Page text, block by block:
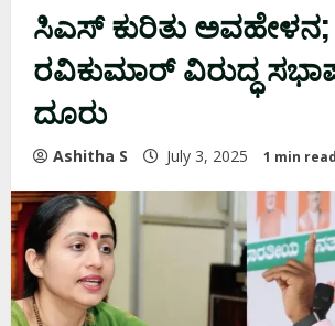
ಸಿಎಸ್‌ ಕುರಿತು
ರವಿಕುಮಾರ್‌ ವಿರುದ್ಧ
ದೂರು
Ashitha S July 3, 2025 1 min read